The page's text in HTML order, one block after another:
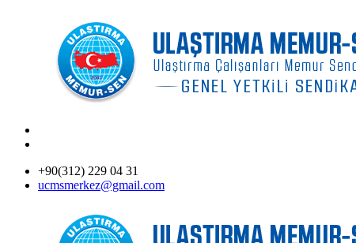
+90(312) 229 04 31
ucmsmerkez@gmail.com